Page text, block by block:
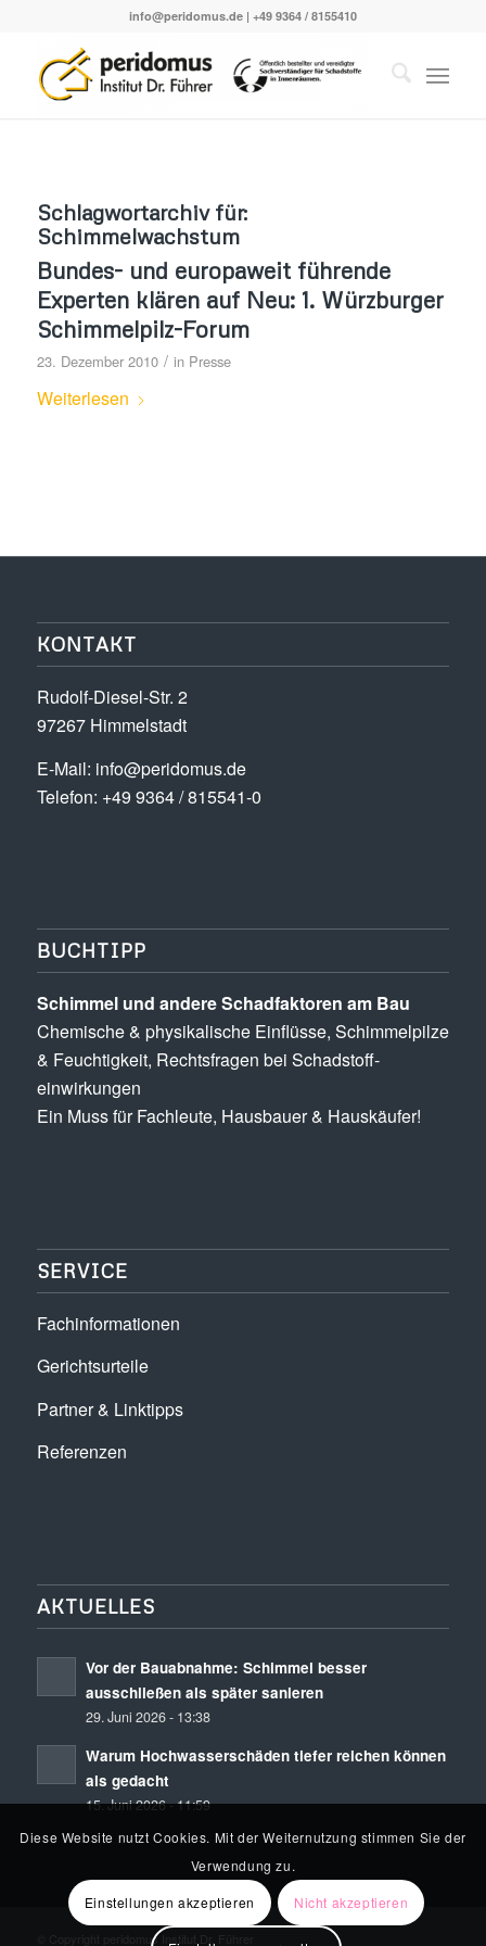
info@peridomus.de| +49 9364 / 8155410
Schlagwortarchiv für:
Schimmelwachstum
Bundes- und europaweit führende
Experten klären auf Neu: 1. Würzburger
Schimmelpilz-Forum
23. Dezember 2010 / in Presse
Weiterlesen
KONTAKT
Rudolf-Diesel-Str. 2
97267 Himmelstadt
E-Mail: info@peridomus.de
Telefon: +49 9364 / 815541-0
BUCHTIPP
Schimmel und andere Schad­­faktoren am Bau
Chemische & physikalische Einflüsse, Schimmel­pilze
& Feuchtigkeit, Rechts­fragen bei Schadstoff­
einwirkungen
Ein Muss für Fachleute, Hausbauer & Hauskäufer!
SERVICE
Fachinformationen
Gerichtsurteile
Partner & Linktipps
Referenzen
AKTUELLES
Vor der Bauabnahme: Schimmel besser
ausschließen als später sanieren
29. Juni 2026 - 13:38
Warum Hochwasserschäden tiefer reichen können
als gedacht
15. Juni 2026 - 11:59
© Copyright peridomus Institut Dr. Führer
Diese Website nutzt Cookies. Mit der Weiternutzung stimmen Sie der
Verwendung zu.
Einstellungen akzeptieren Nicht akzeptieren